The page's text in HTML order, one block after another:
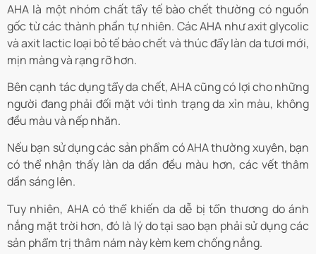
AHA là một nhóm chất tẩy tế bào chết thường có nguồn
gốc từ các thành phần tự nhiên. Các AHA như axit glycolic
và axit lactic loại bỏ tế bào chết và thúc đẩy làn da tươi mới,
mịn màng và rạng rỡ hơn.
Bên cạnh tác dụng tẩy da chết, AHA cũng có lợi cho những
người đang phải đối mặt với tình trạng da xỉn màu, không
đều màu và nếp nhăn.
Nếu bạn sử dụng các sản phẩm có AHA thường xuyên, bạn
có thể nhận thấy làn da dần đều màu hơn, các vết thâm
dần sáng lên.
Tuy nhiên, AHA có thể khiến da dễ bị tổn thương do ánh
nắng mặt trời hơn, đó là lý do tại sao bạn phải sử dụng các
sản phẩm trị thâm nám này kèm kem chống nắng.